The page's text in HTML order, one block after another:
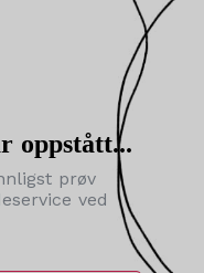
oppstått...
prøv
ved